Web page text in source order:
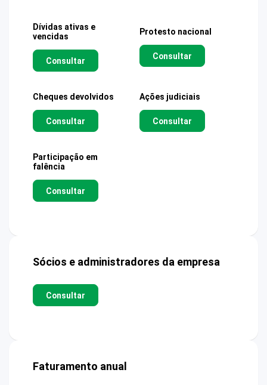
Dívidas ativas e
vencidas
Consultar
Protesto nacional
Consultar
Cheques devolvidos
Consultar
Ações judiciais
Consultar
Participação em
falência
Consultar
Sócios e administradores da empresa
Consultar
Faturamento anual